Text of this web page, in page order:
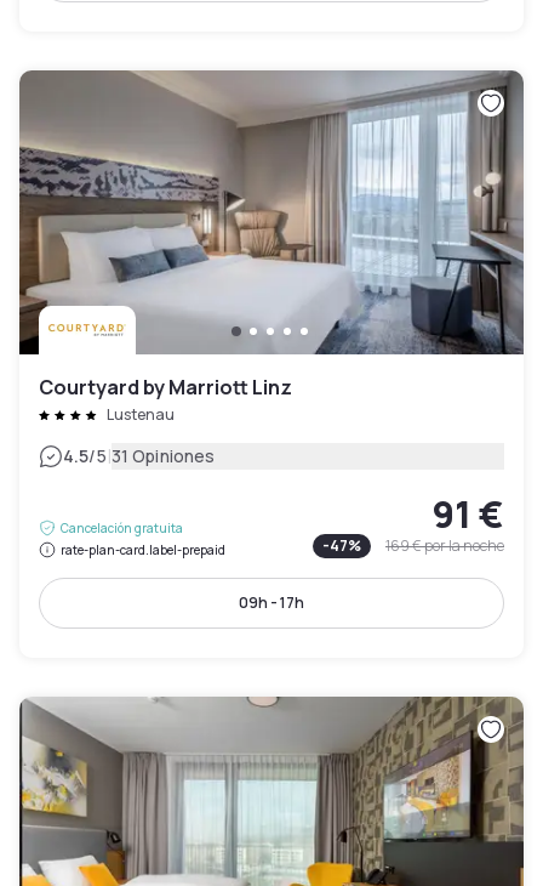
Courtyard by Marriott Linz
Lustenau
4.5/5|31 Opiniones
Cancelación gratuita
rate-plan-card.label-prepaid
91 €
-47% 169 €por la noche
09h - 17h